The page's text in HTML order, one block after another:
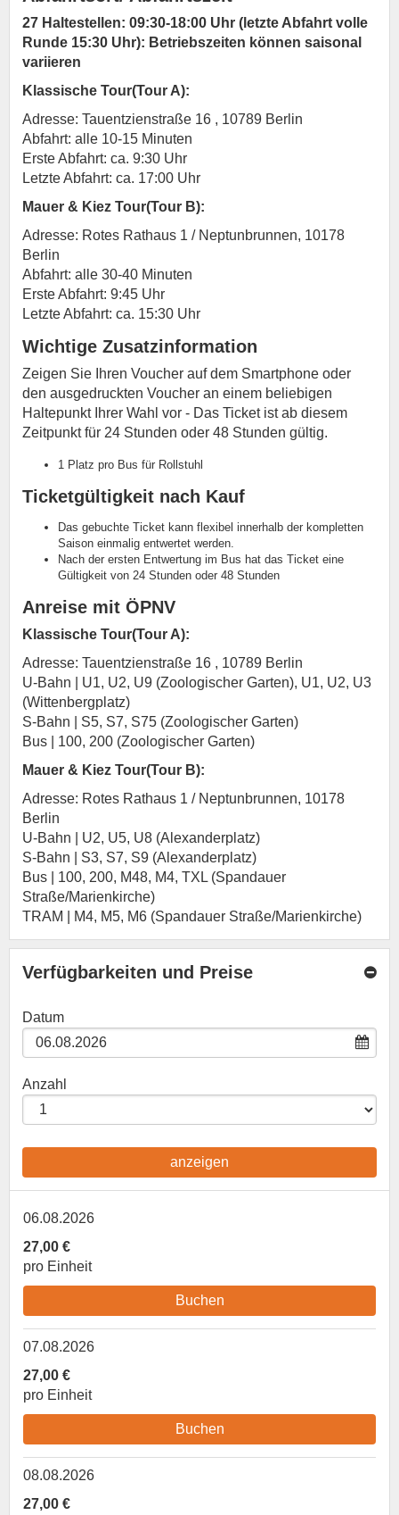
27 Haltestellen: 09:30-18:00 Uhr (letzte Abfahrt volle
Runde 15:30 Uhr): Betriebszeiten können saisonal
variieren
Klassische Tour(Tour A):
Adresse: Tauentzienstraße 16 , 10789 Berlin
Abfahrt: alle 10-15 Minuten
Erste Abfahrt: ca. 9:30 Uhr
Letzte Abfahrt: ca. 17:00 Uhr
Mauer & Kiez Tour(Tour B):
Adresse: Rotes Rathaus 1 / Neptunbrunnen, 10178
Berlin
Abfahrt: alle 30-40 Minuten
Erste Abfahrt: 9:45 Uhr
Letzte Abfahrt: ca. 15:30 Uhr
Wichtige Zusatzinformation
Zeigen Sie Ihren Voucher auf dem Smartphone oder
den ausgedruckten Voucher an einem beliebigen
Haltepunkt Ihrer Wahl vor - Das Ticket ist ab diesem
Zeitpunkt für 24 Stunden oder 48 Stunden gültig.
1 Platz pro Bus für Rollstuhl
Ticketgültigkeit nach Kauf
Das gebuchte Ticket kann flexibel innerhalb der kompletten
Saison einmalig entwertet werden.
Nach der ersten Entwertung im Bus hat das Ticket eine
Gültigkeit von 24 Stunden oder 48 Stunden
Anreise mit ÖPNV
Klassische Tour(Tour A):
Adresse: Tauentzienstraße 16 , 10789 Berlin
U-Bahn | U1, U2, U9 (Zoologischer Garten), U1, U2, U3
(Wittenbergplatz)
S-Bahn | S5, S7, S75 (Zoologischer Garten)
Bus | 100, 200 (Zoologischer Garten)
Mauer & Kiez Tour(Tour B):
Adresse: Rotes Rathaus 1 / Neptunbrunnen, 10178
Berlin
U-Bahn | U2, U5, U8 (Alexanderplatz)
S-Bahn | S3, S7, S9 (Alexanderplatz)
Bus | 100, 200, M48, M4, TXL (Spandauer
Straße/Marienkirche)
TRAM | M4, M5, M6 (Spandauer Straße/Marienkirche)
Verfügbarkeiten und Preise
Datum
Anzahl
anzeigen
06.08.2026
27,00 €
pro Einheit
Buchen
07.08.2026
27,00 €
pro Einheit
Buchen
08.08.2026
27,00 €